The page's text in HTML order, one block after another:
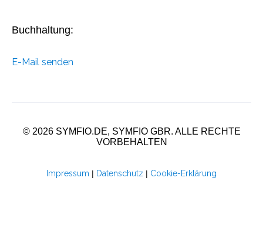
Buchhaltung:
E-Mail senden
© 2026 SYMFIO.DE, SYMFIO GBR. ALLE RECHTE
VORBEHALTEN
Impressum | Datenschutz | Cookie-Erklärung